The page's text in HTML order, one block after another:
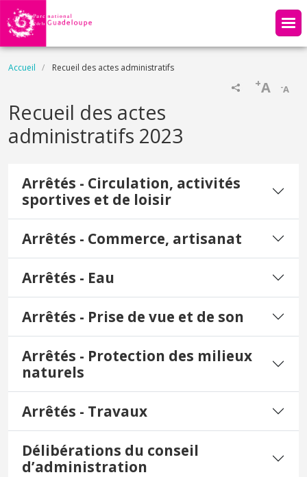
Aller au contenu principal
Fil d'Ariane
Accueil Recueil des actes administratifs
-A
+A
Recueil des actes
administratifs 2023
Arrêtés - Circulation, activités
sportives et de loisir
Arrêtés - Commerce, artisanat
Arrêtés - Eau
Arrêtés - Prise de vue et de son
Arrêtés - Protection des milieux
naturels
Arrêtés - Travaux
Délibérations du conseil
d’administration